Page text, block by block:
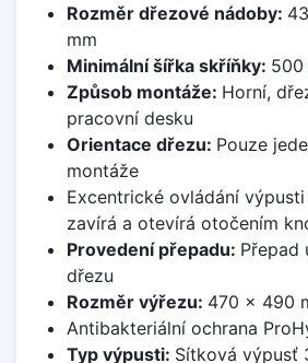
Rozměr dřezové nádoby:
mm
Minimální šířka skříňky: 500
Způsob montáže: Horní,
pracovní desku
Orientace dřezu: Pouze
montáže
Excentrické ovládání
zavírá a otevírá otočením
Provedení přepadu: Přepad
dřezu
Rozměr výřezu: 470 x 490
Antibakteriální ochrana
Typ výpusti: Sítková výpusť